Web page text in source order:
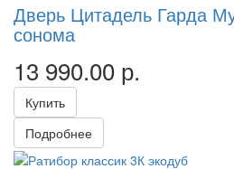
Дверь Цитадель Гарда
сонома
13 990.00 р.
Купить
Подробнее